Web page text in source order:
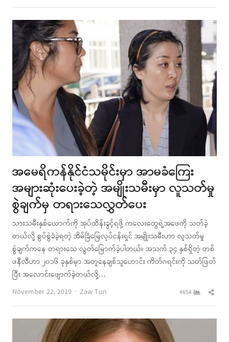
အမေရိကန်နိုင်ငံသမိုင်းမှာ အာမခံကြေး
အများဆုံးပေးခဲ့တဲ့ အမျိုးသမီးမှာ လူသတ်မှု
စွဲချက်မှ တရားသေလွှတ်ပေး
သားသမီးနှစ်ယောက်ကို အုပ်ထိန်းခွင့်ရဖို့ ကလေးတွေရဲ့အဖေကို သတ်ခဲ့
တယ်လို့ စွပ်စွဲခံခဲ့ရတဲ့ အိမ်ခြံမြေလုပ်ငန်းရှင် အမျိုးသမီးဟာ လူသတ်မှု
စွဲချက်ကနေ တရားသေ လွတ်မြောက်ခဲ့ပါတယ်။ အသက် ၃၄ နှစ်ရှိတဲ့ တစ်
ဖနီလီဟာ ၂၀၁၆ ခုနှစ်မှာ အတူနေချစ်သူဟောင်း ကိတ်ဂရင်းကို သတ်ဖြတ်
ပြီး အလောင်းဖျောက်ခဲ့တယ်လို့…
November 22, 2019
Author
Zaw Tun 4654